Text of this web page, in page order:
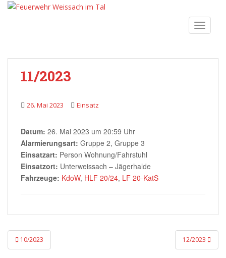
Skip to main content
11/2023
26. Mai 2023 Einsatz
Datum: 26. Mai 2023 um 20:59 Uhr
Alarmierungsart: Gruppe 2, Gruppe 3
Einsatzart: Person Wohnung/Fahrstuhl
Einsatzort: Unterweissach – Jägerhalde
Fahrzeuge: KdoW, HLF 20/24, LF 20-KatS
Beitragsnavigation
10/2023 12/2023